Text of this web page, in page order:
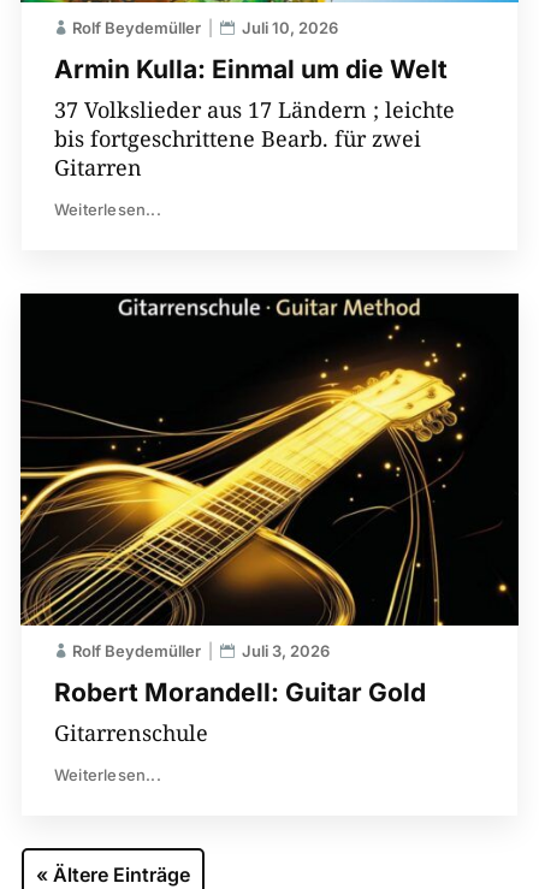
Armin Kulla: Einmal um die Welt
Rolf Beydemüller Juli 10, 2026
37 Volkslieder aus 17 Ländern ; leichte
bis fortgeschrittene Bearb. für zwei
Gitarren
Weiterlesen...
Robert Morandell: Guitar Gold
Rolf Beydemüller Juli 3, 2026
Gitarrenschule
Weiterlesen...
« Ältere Einträge